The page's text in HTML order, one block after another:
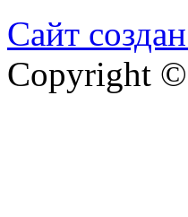
Сайт
Copyright ©